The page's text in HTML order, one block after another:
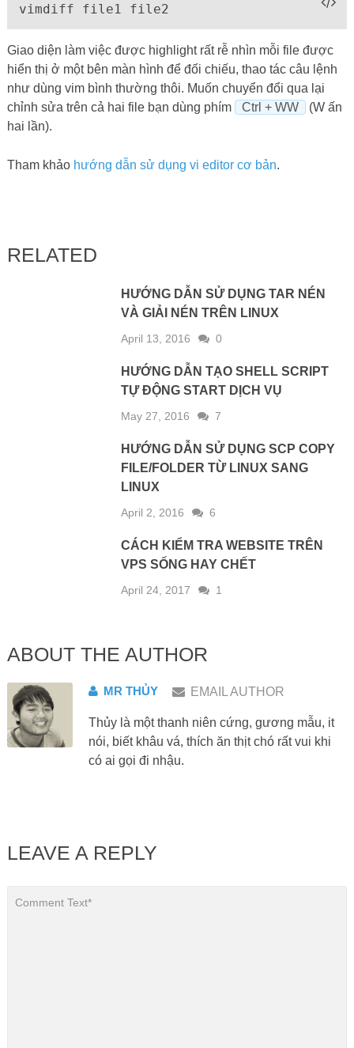
vimdiff file1 file2
Giao diện làm việc được highlight rất rễ nhìn mỗi file được
hiển thị ở một bên màn hình để đối chiếu, thao tác câu lệnh
như dùng vim bình thường thôi. Muốn chuyển đổi qua lại
chỉnh sửa trên cả hai file bạn dùng phím
Ctrl + WW
(W ấn
hai lần).
Tham khảo hướng dẫn sử dụng vi editor cơ bản.
RELATED
HƯỚNG DẪN SỬ DỤNG TAR NÉN
VÀ GIẢI NÉN TRÊN LINUX
April 13, 2016 0
HƯỚNG DẪN TẠO SHELL SCRIPT
TỰ ĐỘNG START DỊCH VỤ
May 27, 2016 7
HƯỚNG DẪN SỬ DỤNG SCP COPY
FILE/FOLDER TỪ LINUX SANG
LINUX
April 2, 2016 6
CÁCH KIỂM TRA WEBSITE TRÊN
VPS SỐNG HAY CHẾT
April 24, 2017 1
ABOUT THE AUTHOR
MR THỦY EMAIL AUTHOR
Thủy là một thanh niên cứng, gương mẫu, it
nói, biết khâu vá, thích ăn thịt chó rất vui khi
có ai gọi đi nhậu.
LEAVE A REPLY